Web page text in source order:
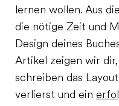
lernen wollen. Aus
die nötige Zeit und
Design deines
Artikel zeigen wir
schreiben das
verlierst und ein